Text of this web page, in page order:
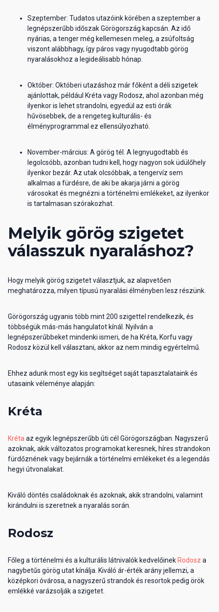
Szeptember: Tudatos utazóink körében a szeptember a
legnépszerűbb időszak Görögország kapcsán. Az idő
nyárias, a tenger még kellemesen meleg, a zsúfoltság
viszont alábbhagy, így páros vagy nyugodtabb görög
nyaralásokhoz a legideálisabb hónap.
Október: Októberi utazáshoz már főként a déli szigetek
ajánlottak, például Kréta vagy Rodosz, ahol azonban még
ilyenkor is lehet strandolni, egyedül az esti órák
hűvösebbek, de a rengeteg kulturális- és
élményprogrammal ez ellensúlyozható.
November-március: A görög tél. A legnyugodtabb és
legolcsóbb, azonban tudni kell, hogy nagyon sok üdülőhely
ilyenkor bezár. Az utak olcsóbbak, a tengervíz sem
alkalmas a fürdésre, de aki be akarja járni a görög
városokat és megnézni a történelmi emlékeket, az ilyenkor
is tartalmasan szórakozhat.
Melyik görög szigetet
válasszuk nyaraláshoz?
Hogy melyik görög szigetet választjuk, az alapvetően
meghatározza, milyen típusú nyaralási élményben lesz részünk.
Görögország ugyanis több mint 200 szigettel rendelkezik, és
többségük más-más hangulatot kínál. Nyilván a
legnépszerűbbeket mindenki ismeri, de ha Kréta, Korfu vagy
Rodosz közül kell választani, akkor az nem mindig egyértelmű.
Ehhez adunk most egy kis segítséget saját tapasztalataink és
utasaink véleménye alapján:
Kréta
Kréta az egyik legnépszerűbb úti cél Görögországban. Nagyszerű
azoknak, akik változatos programokat keresnek, híres strandokon
fürdőznének vagy bejárnák a történelmi emlékeket és a legendás
hegyi útvonalakat.
Kiváló döntés családoknak és azoknak, akik strandolni, valamint
kirándulni is szeretnek a nyaralás során.
Rodosz
Főleg a történelmi és a kulturális látnivalók kedvelőinek Rodosz a
nagybetűs görög utat kínálja. Kiváló ár-érték arány jellemzi, a
középkori óvárosa, a nagyszerű strandok és resortok pedig örök
emlékké varázsolják a szigetet.